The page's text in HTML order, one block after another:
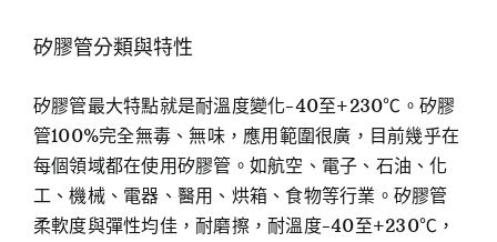
矽膠管分類與特性
矽膠管最大特點就是耐溫度變化-40至+230℃。矽膠
管100%完全無毒、無味，應用範圍很廣，目前幾乎在
每個領域都在使用矽膠管。如航空、電子、石油、化
工、機械、電器、醫用、烘箱、食物等行業。矽膠管
柔軟度與彈性均佳，耐磨擦，耐溫度-40至+230℃，